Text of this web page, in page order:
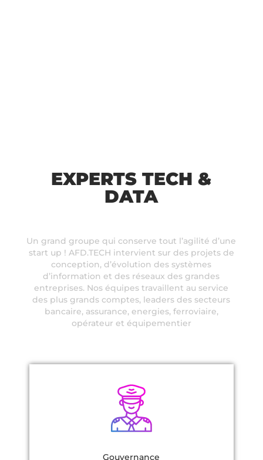
EXPERTS TECH &
DATA
Un grand groupe qui conserve tout l’agilité d’une
start up ! AFD.TECH intervient sur des projets de
conception, d’évolution des systèmes
d’information et des réseaux des grandes
entreprises. Nos équipes travaillent au service
des plus grands comptes, leaders des secteurs
bancaire, assurance, energies, ferroviaire,
opérateur et équipementier
Gouvernance